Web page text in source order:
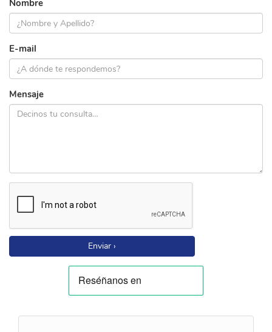
Nombre
E-mail
Mensaje
Enviar ›